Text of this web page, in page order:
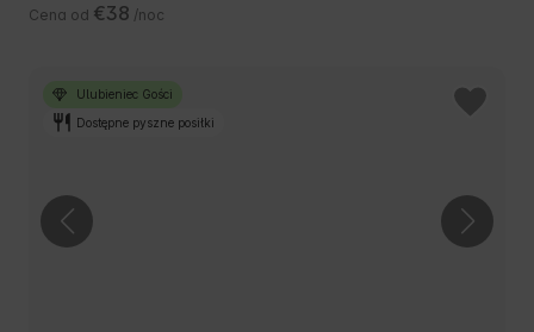
Cena od €38 /noc
Ulubieniec Gości
Dostępne pyszne posiłki